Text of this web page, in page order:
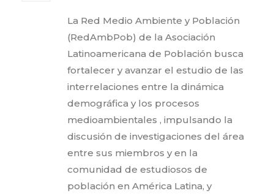
La Red Medio Ambiente y Población
(RedAmbPob) de la Asociación
Latinoamericana de Población busca
fortalecer y avanzar el estudio de las
interrelaciones entre la dinámica
demográfica y los procesos
medioambientales , impulsando la
discusión de investigaciones del área
entre sus miembros y en la
comunidad de estudiosos de
población en América Latina, y